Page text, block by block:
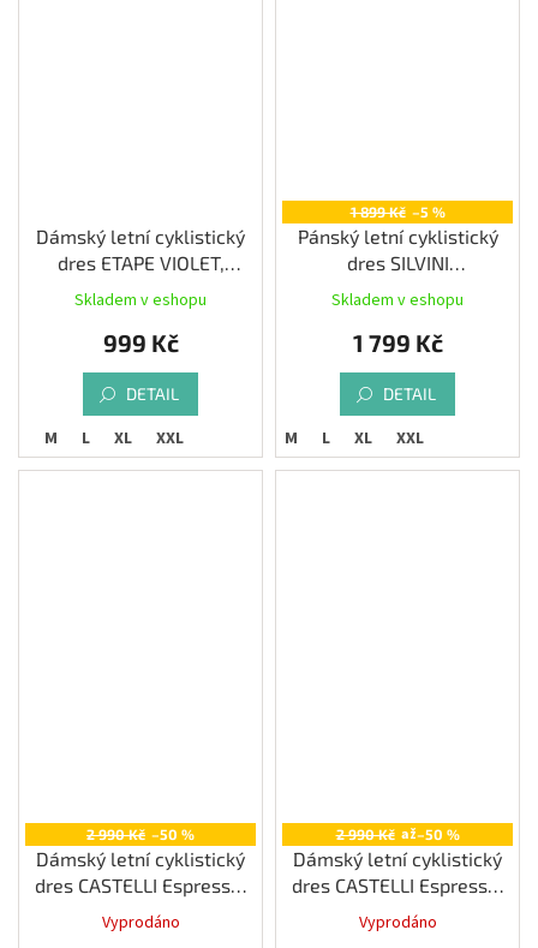
Dámský letní cyklistický
dres ETAPE VIOLET,
růžová/černá
Skladem v eshopu
999 Kč
DETAIL
M L XL XXL
1 899 Kč –5 %
Pánský letní cyklistický
dres SILVINI
Mazzano,navy/cream
Skladem v eshopu
1 799 Kč
DETAIL
M L XL XXL
2 990 Kč –50 %
Dámský letní cyklistický
dres CASTELLI Espresso,
light black
Vyprodáno
2 990 Kč až–50 %
Dámský letní cyklistický
dres CASTELLI Espresso,
hibiscus
Vyprodáno